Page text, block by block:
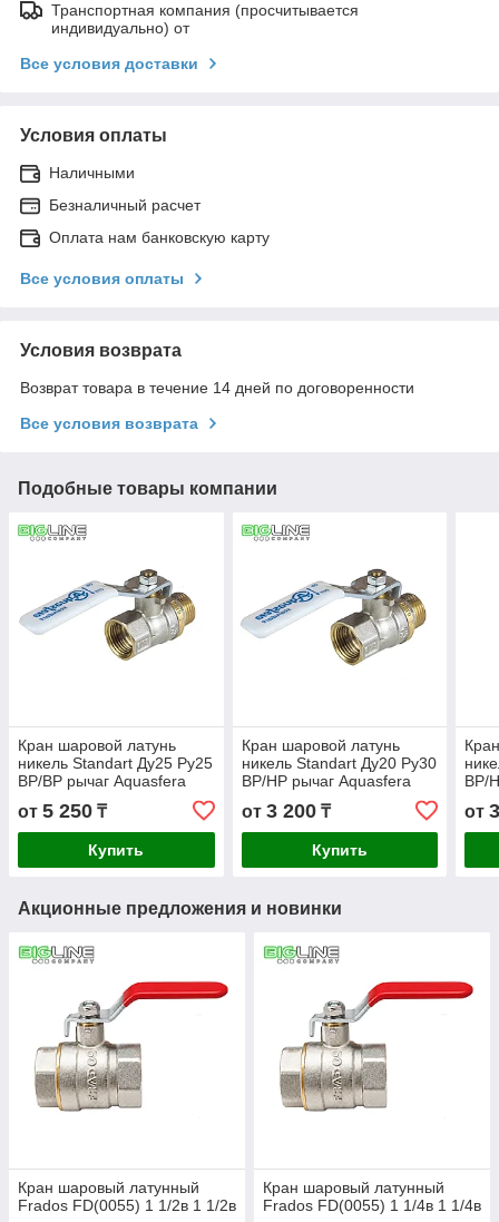
Транспортная компания (просчитывается
индивидуально) от
Все условия доставки
Условия оплаты
Наличными
Безналичный расчет
Оплата нам банковскую карту
Все условия оплаты
Условия возврата
Возврат товара в течение 14 дней по договоренности
Все условия возврата
Подобные товары компании
Кран шаровой латунь
никель Standart Ду25 Ру25
ВР/ВР рычаг Aquasfera
от 5 250 ₸
Купить
Кран шаровой латунь
никель Standart Ду20 Ру30
ВР/НР рычаг Aquasfera
от 3 200₸
Купить
ВР/
от
Акционные предложения и новинки
Кран шаровый латунный
Frados FD(0055) 1 1/2в 1 1/2в
Кран шаровый латунный
Frados FD(0055) 1 1/4в 1 1/4в